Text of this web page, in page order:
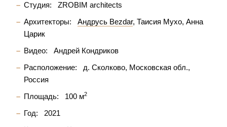
Студия:
ZROBIM architects
Архитекторы:
Андрусь Bezdar Таисия Мухо Анна
Царик
Видео:
Андрей Кондриков
Расположение:
д. Сколково, Московская обл.,
Россия
Площадь:
100 м2
Год:
2021